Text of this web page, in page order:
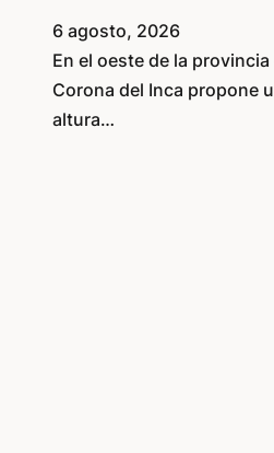
6 agosto, 2026
En el oeste de la
Corona del Inca propone
altura…